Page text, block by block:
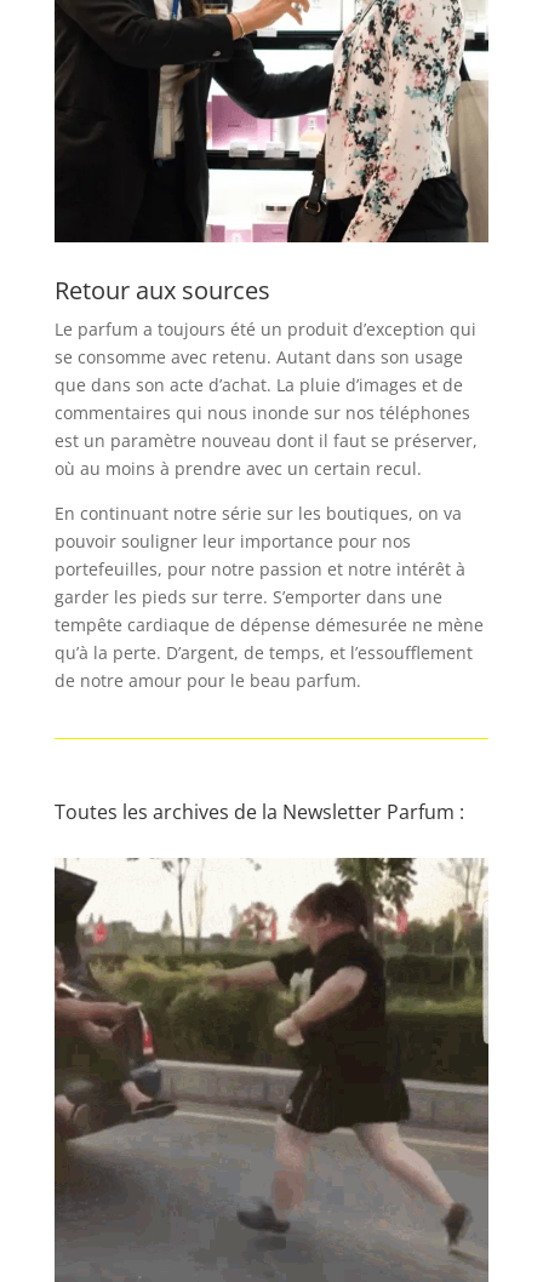
Retour aux sources
Le parfum a toujours été un produit d’exception qui
se consomme avec retenu. Autant dans son usage
que dans son acte d’achat. La pluie d’images et de
commentaires qui nous inonde sur nos téléphones
est un paramètre nouveau dont il faut se préserver,
où au moins à prendre avec un certain recul.
En continuant notre série sur les boutiques, on va
pouvoir souligner leur importance pour nos
portefeuilles, pour notre passion et notre intérêt à
garder les pieds sur terre. S’emporter dans une
tempête cardiaque de dépense démesurée ne mène
qu’à la perte. D’argent, de temps, et l’essoufflement
de notre amour pour le beau parfum.
Toutes les archives de la Newsletter Parfum :